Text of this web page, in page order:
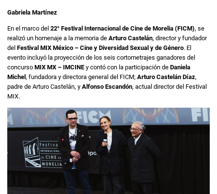
Gabriela Martínez
En el marco del 22° Festival Internacional de Cine de Morelia (FICM), se
realizó un homenaje a la memoria de Arturo Castelán, director y fundador
del Festival MIX México – Cine y Diversidad Sexual y de Género. El
evento incluyó la proyección de los seis cortometrajes ganadores del
concurso MIX MX – IMCINE y contó con la participación de Daniela
Michel , fundadora y directora general del FICM; Arturo Castelán Díaz,
padre de Arturo Castelán, y Alfonso Escandón, actual director del Festival
MIX.